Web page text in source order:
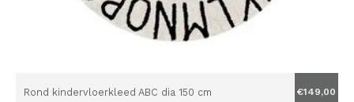
Rond kindervloerkleed ABC dia 150 cm €149,00